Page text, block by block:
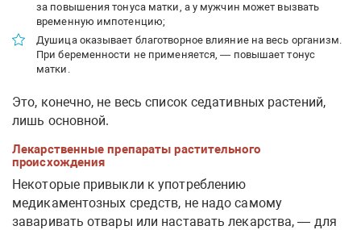
за повышения тонуса матки, а у мужчин может вызвать
временную импотенцию;
Душица оказывает благотворное влияние на весь организм.
При беременности не применяется, — повышает тонус
матки.
Это, конечно, не весь список седативных растений,
лишь основной.
Лекарственные препараты растительного
происхождения
Некоторые привыкли к употреблению
медикаментозных средств, не надо самому
заваривать отвары или наставать лекарства, — для